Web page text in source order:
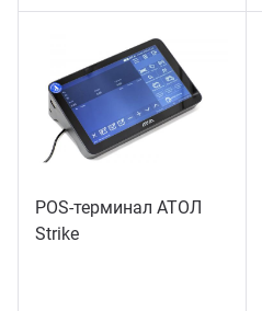
POS-терминал АТОЛ
Strike